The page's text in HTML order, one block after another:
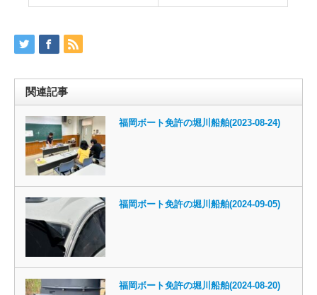
関連記事
福岡ボート免許の堀川船舶(2023-08-24)
福岡ボート免許の堀川船舶(2024-09-05)
福岡ボート免許の堀川船舶(2024-08-20)